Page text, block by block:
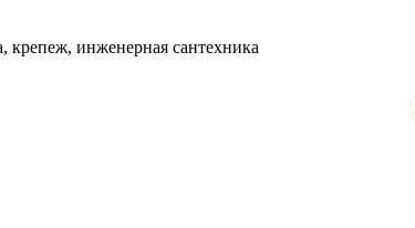
крепеж, инженерная сантехника